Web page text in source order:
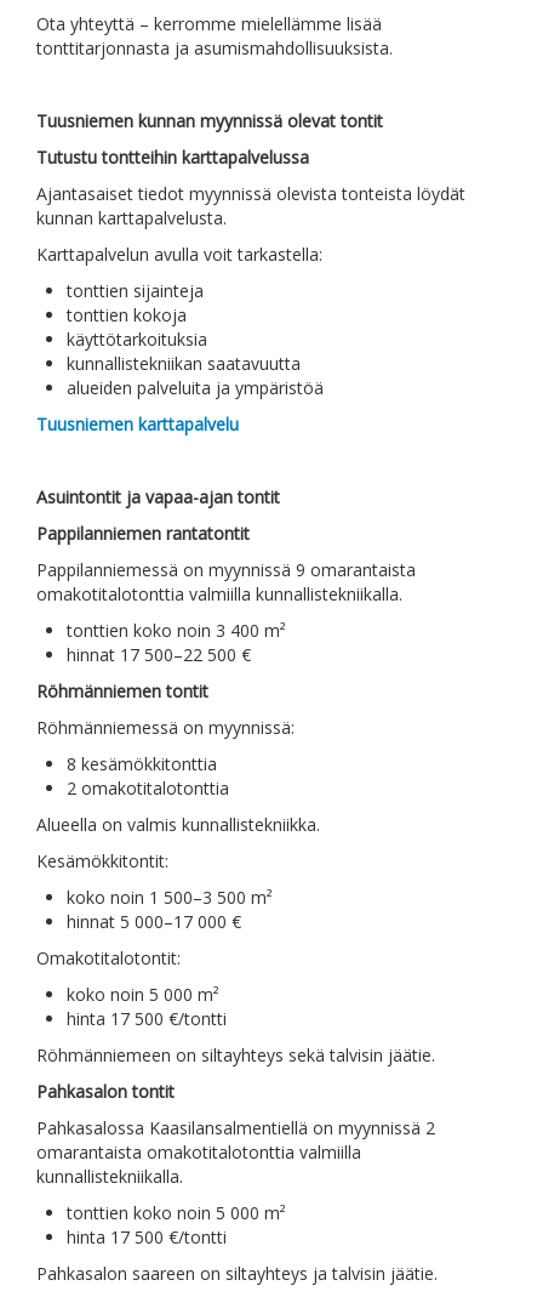
Ota yhteyttä – kerromme mielellämme lisää
tonttitarjonnasta ja asumismahdollisuuksista.
Tuusniemen kunnan myynnissä olevat tontit
Tutustu tontteihin karttapalvelussa
Ajantasaiset tiedot myynnissä olevista tonteista löydät
kunnan karttapalvelusta.
Karttapalvelun avulla voit tarkastella:
tonttien sijainteja
tonttien kokoja
käyttötarkoituksia
kunnallistekniikan saatavuutta
alueiden palveluita ja ympäristöä
Tuusniemen karttapalvelu
Asuintontit ja vapaa-ajan tontit
Pappilanniemen rantatontit
Pappilanniemessä on myynnissä 9 omarantaista
omakotitalotonttia valmiilla kunnallistekniikalla.
tonttien koko noin 3 400 m²
hinnat 17 500–22 500 €
Röhmänniemen tontit
Röhmänniemessä on myynnissä:
8 kesämökkitonttia
2 omakotitalotonttia
Alueella on valmis kunnallistekniikka.
Kesämökkitontit:
koko noin 1 500–3 500 m²
hinnat 5 000–17 000 €
Omakotitalotontit:
koko noin 5 000 m²
hinta 17 500 €/tontti
Röhmänniemeen on siltayhteys sekä talvisin jäätie.
Pahkasalon tontit
Pahkasalossa Kaasilansalmentiellä on myynnissä 2
omarantaista omakotitalotonttia valmiilla
kunnallistekniikalla.
tonttien koko noin 5 000 m²
hinta 17 500 €/tontti
Pahkasalon saareen on siltayhteys ja talvisin jäätie.